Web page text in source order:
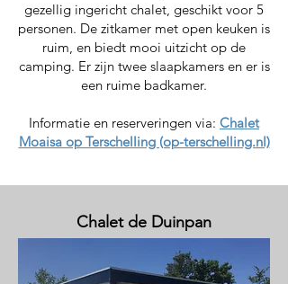
gezellig ingericht chalet, geschikt voor 5
personen. De zitkamer met open keuken is
ruim, en biedt mooi uitzicht op de
camping. Er zijn twee slaapkamers en er is
een ruime badkamer.
Informatie en reserveringen via: Chalet
Moaisa op Terschelling (op-terschelling.nl)
Chalet de Duinpan